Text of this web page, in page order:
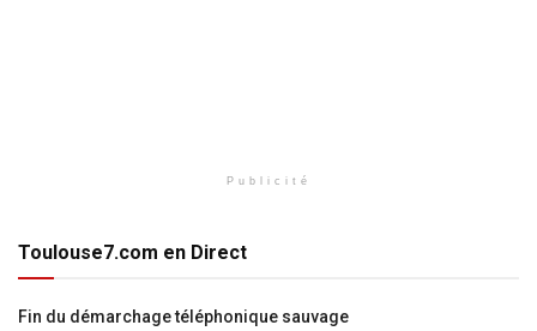
Publicité
Toulouse7.com en Direct
Fin du démarchage téléphonique sauvage